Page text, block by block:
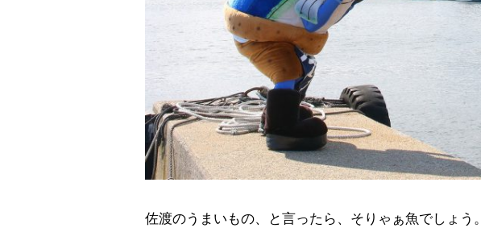
佐渡のうまいもの、と言ったら、そりゃぁ魚でしょう。